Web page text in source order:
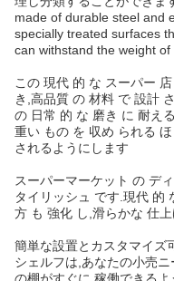
made of durable steel and
specially treated surfaces
can withstand the weight
この 現代 的 な スーパー
き,高品質 の 材料 で 設計
の 日常 的 な 磨き に 耐え
重い もの を 収め られる
されるようにします
スーパーマーケット の デ
タイリッシュ です.現代 的
方 も 強化 し,滑らかな 仕
簡単な設置とカスタマイズ
シェルフは,あなたの小売